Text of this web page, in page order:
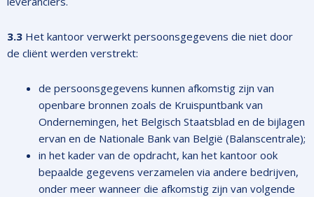
3.3 Het kantoor verwerkt persoonsgegevens die niet door
de cliënt werden verstrekt:
de persoonsgegevens kunnen afkomstig zijn van
openbare bronnen zoals de Kruispuntbank van
Ondernemingen, het Belgisch Staatsblad en de bijlagen
ervan en de Nationale Bank van België (Balanscentrale);
in het kader van de opdracht, kan het kantoor ook
bepaalde gegevens verzamelen via andere bedrijven,
onder meer wanneer die afkomstig zijn van volgende